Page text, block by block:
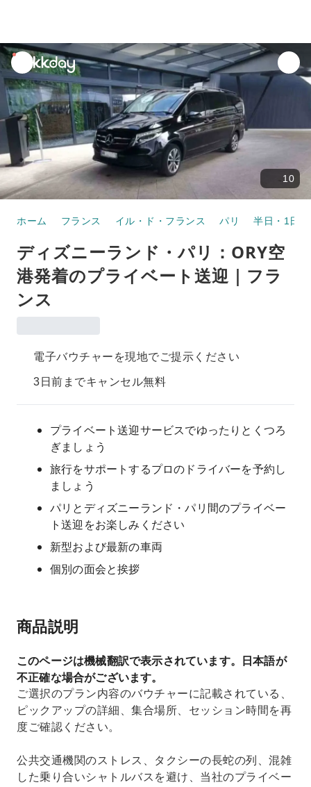
unread
notifications
10
ホーム フランス イル・ド・フランス パリ 半日・1日
ディズニーランド・パリ：ORY空
港発着のプライベート送迎｜フラ
ンス
電子バウチャーを現地でご提示ください
3日前までキャンセル無料
プライベート送迎サービスでゆったりとくつろ
ぎましょう
旅行をサポートするプロのドライバーを予約し
ましょう
パリとディズニーランド・パリ間のプライベー
ト送迎をお楽しみください
新型および最新の車両
個別の面会と挨拶
商品説明
このページは機械翻訳で表示されています。日本語が
不正確な場合がございます。
ご選択のプラン内容のバウチャーに記載されている、
ピックアップの詳細、集合場所、セッション時間を再
度ご確認ください。
公共交通機関のストレス、タクシーの長蛇の列、混雑
した乗り合いシャトルバスを避け、当社のプライベー